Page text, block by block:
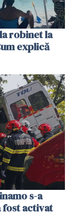
robinet la
explică
s-a
fost activat